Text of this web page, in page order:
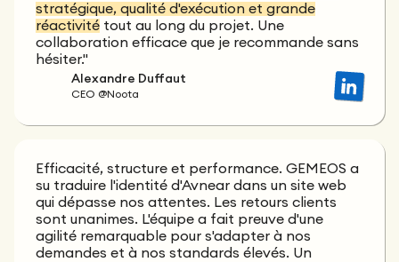
stratégique, qualité d'exécution et grande
réactivité tout au long du projet. Une
collaboration efficace que je recommande sans
hésiter."
Alexandre Duffaut
CEO @Noota
Efficacité, structure et performance. GEMEOS a
su traduire l'identité d'Avnear dans un site web
qui dépasse nos attentes. Les retours clients
sont unanimes. L'équipe a fait preuve d'une
agilité remarquable pour s'adapter à nos
demandes et à nos standards élevés. Un